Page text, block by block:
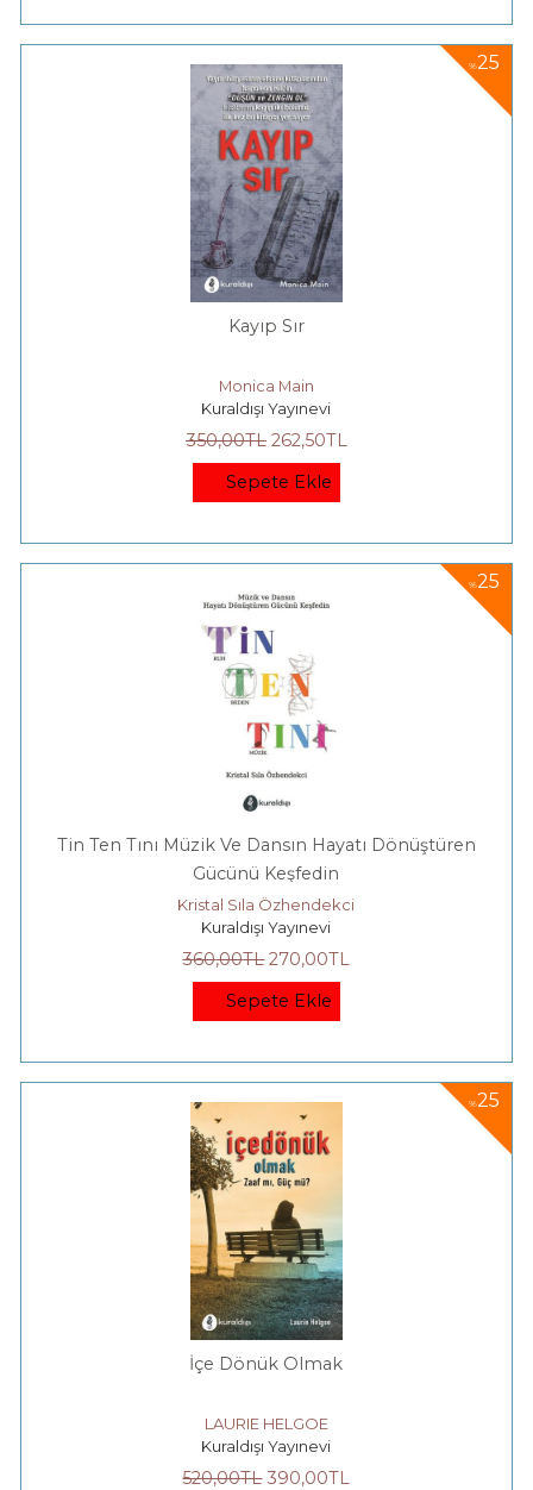
%25
Kayıp Sır
Monica Main
Kuraldışı Yayınevi
350,00TL 262,50TL
Sepete Ekle
%25
Tin Ten Tını Müzik Ve Dansın Hayatı Dönüştüren
Gücünü Keşfedin
Kristal Sıla Özhendekci
Kuraldışı Yayınevi
360,00TL 270,00TL
Sepete Ekle
%25
İçe Dönük Olmak
LAURIE HELGOE
Kuraldışı Yayınevi
520,00TL 390,00TL